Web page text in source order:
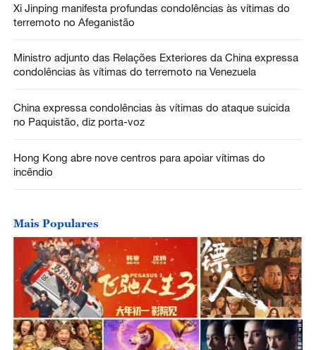
Xi Jinping manifesta profundas condolências às vítimas do
terremoto no Afeganistão
Ministro adjunto das Relações Exteriores da China expressa
condolências às vítimas do terremoto na Venezuela
China expressa condolências às vítimas do ataque suicida
no Paquistão, diz porta-voz
Hong Kong abre nove centros para apoiar vítimas do
incêndio
Mais Populares